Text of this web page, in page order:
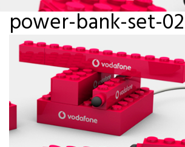
power-bank-set-02